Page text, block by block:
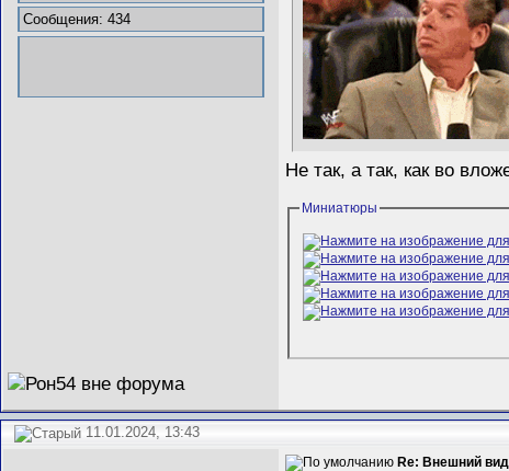
Сообщения: 434
Не так, а так, как во
Миниатюры
11.01.2024, 13:43
Re: Внешний